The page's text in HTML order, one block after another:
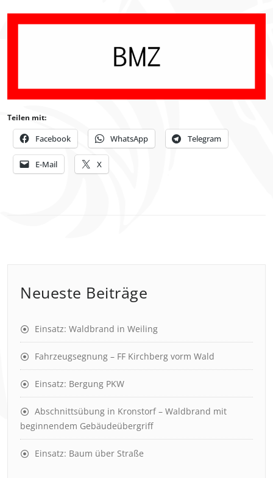
Teilen mit:
Facebook WhatsApp Telegram
E-Mail X
Neueste Beiträge
Einsatz: Waldbrand in Weiling
Fahrzeugsegnung – FF Kirchberg vorm Wald
Einsatz: Bergung PKW
Abschnittsübung in Kronstorf – Waldbrand mit
beginnendem Gebäudeübergriff
Einsatz: Baum über Straße